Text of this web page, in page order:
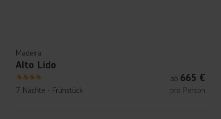
Madeira
Alto Lido
4
7 Nächte ∙ Frühstück
ab 665 €
pro Person